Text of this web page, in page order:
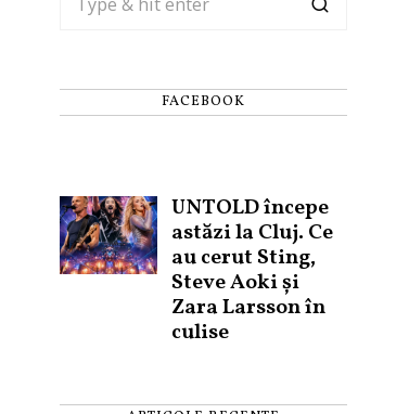
FACEBOOK
UNTOLD începe
astăzi la Cluj. Ce
au cerut Sting,
Steve Aoki și
Zara Larsson în
culise